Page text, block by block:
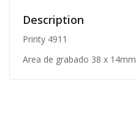
Description
Printy 4911
Area de grabado 38 x 14mm